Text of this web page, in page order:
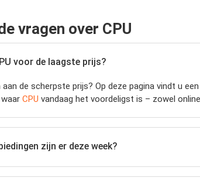
vragen over CPU
voor de laagste prijs?
aan de scherpste prijs? Op deze pagina vindt u
CPU vandaag het voordeligst is – zowel
zijn er deze week?